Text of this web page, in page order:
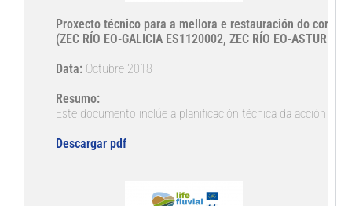
Proxecto técnico para a mellora e restauración do
(ZEC RÍO EO-GALICIA ES1120002, ZEC RÍO EO-ASTURIAS
Data: Octubre 2018
Resumo:
Este documento inclúe a planificación técnica da acción de
Descargar pdf